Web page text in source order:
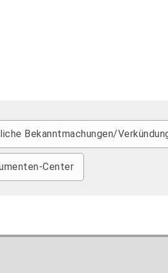
Bekanntmachungen/
Center